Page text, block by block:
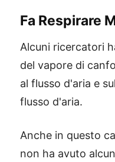
Fa Respirare
Alcuni ricercatori
del vapore di
al flusso d'aria e
flusso d'aria.
Anche in questo
non ha avuto